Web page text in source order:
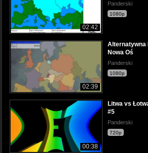
02:42
Panderski
1080p
02:39
Alternatywna
Nowa Oś
Panderski
1080p
00:38
Litwa vs
#5
Panderski
720p